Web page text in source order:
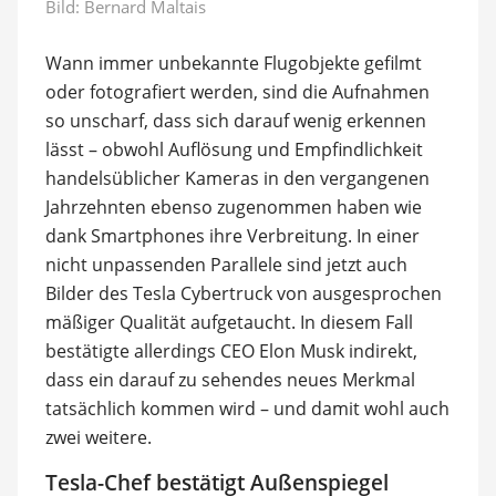
Bild: Bernard Maltais
Wann immer unbekannte Flugobjekte gefilmt
oder fotografiert werden, sind die Aufnahmen
so unscharf, dass sich darauf wenig erkennen
lässt – obwohl Auflösung und Empfindlichkeit
handelsüblicher Kameras in den vergangenen
Jahrzehnten ebenso zugenommen haben wie
dank Smartphones ihre Verbreitung. In einer
nicht unpassenden Parallele sind jetzt auch
Bilder des Tesla Cybertruck von ausgesprochen
mäßiger Qualität aufgetaucht. In diesem Fall
bestätigte allerdings CEO Elon Musk indirekt,
dass ein darauf zu sehendes neues Merkmal
tatsächlich kommen wird – und damit wohl auch
zwei weitere.
Tesla-Chef bestätigt Außenspiegel